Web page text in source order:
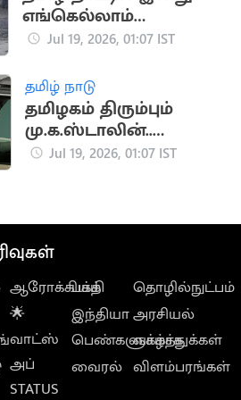
எங்கெல்லாம்
மழைக்கு வாய்ப்பு?
Jul 19, 2026, 01:07 IST
தமிழ் நாடு
தமிழகம் திரும்பும்
மு.க.ஸ்டாலின்..
வந்ததும் முதல்
Jul 19, 2026, 01:07 IST
ஆரோக்கியம்
🌟
வாட்ஸ்
அப்
STATUS
பக்தி
இந்தியா
பெண்களுக்காக
வைரல்
தொழில்நுட்பம்
அரசியல்
வாழ்த்துக்கள்
விளம்பரங்கள்